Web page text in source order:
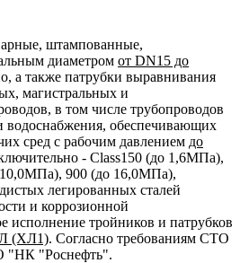
штампованные,
диаметром от DN15 до
а также патрубки выравнивания
магистральных и
в том числе трубопроводов
водоснабжения, обеспечивающих
сред с рабочим давлением до
- Class150 (до 1,6МПа),
900 (до 16,0МПа),
легированных сталей
и коррозионной
исполнение тройников и патрубков
(ХЛ1). Согласно требованиям СТО
"Роснефть".